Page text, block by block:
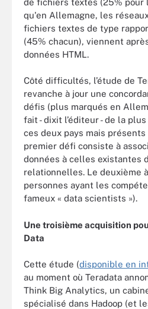
qu'en Allemagne, les
fichiers textes de type
(45% chacun), viennent
données HTML.
Côté difficultés, l’étude de
revanche à jour une
défis (plus marqués en
fait - dixit l’éditeur - de la
ces deux pays mais
premier défi consiste à
données à celles existantes
relationnelles. Le deuxième
personnes ayant les
fameux « data scientists »).
Une troisième acquisition
Data
Cette étude (disponible en
au moment où Teradata
Think Big Analytics, un
spécialisé dans Hadoop (et